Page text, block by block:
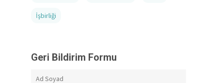
İşbirliği
Geri Bildirim Formu